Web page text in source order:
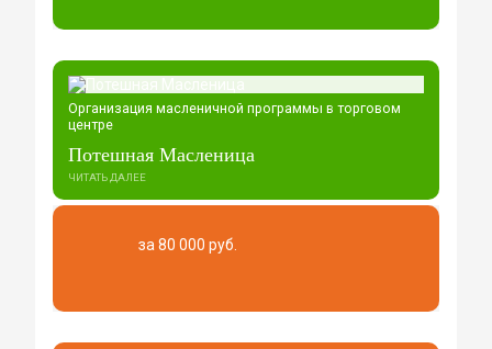
Организация масленичной программы в торговом
центре
Потешная Масленица
ЧИТАТЬ ДАЛЕЕ
за 80 000 руб.